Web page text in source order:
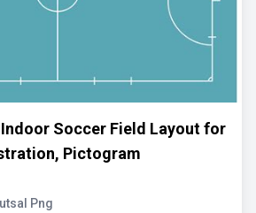
Soccer Field Layout for
Pictogram
Png